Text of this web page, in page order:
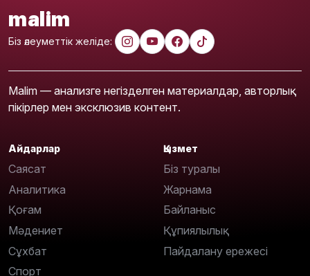
malim
Біз әлеуметтік желіде:
Malim — анализге негізделген материалдар, авторлық
пікірлер мен эксклюзив контент.
Айдарлар
Саясат
Аналитика
Қоғам
Мәдениет
Сұхбат
Спорт
Қызмет
Біз туралы
Жарнама
Байланыс
Құпиялылық
Пайдалану ережесі